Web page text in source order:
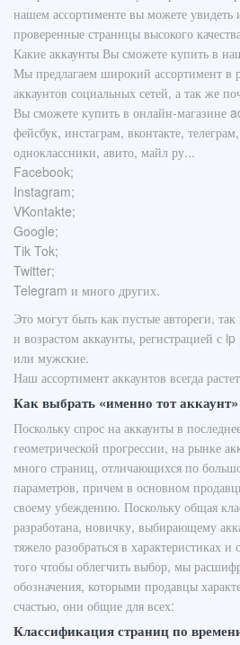
нашем ассортименте вы можете увидеть
проверенные страницы высокого
Какие аккаунты Вы сможете купить в
Мы предлагаем широкий ассортимент в
аккаунтов социальных сетей, а так же
Вы сможете купить в онлайн-магазине
фейсбук, инстаграм, вконтакте,
одноклассники, авито, майл ру...
Facebook;
Instagram;
VKontakte;
Google;
Tik Tok;
Twitter;
Telegram и много других.
Это могут быть как пустые автореги,
и возрастом аккаунты, регистрацией с
или мужские.
Наш ассортимент аккаунтов всегда
Как выбрать «именно тот аккаунт»
Поскольку спрос на аккаунты в
геометрической прогрессии, на рынке
много страниц, отличающихся по
параметров, причем в основном
своему убеждению. Поскольку общая
разработана, новичку, выбирающему
тяжело разобраться в характеристиках
того чтобы облегчить выбор, мы
обозначения, которыми продавцы
счастью, они общие для всех:
Классификация страниц по
Корзина
₽